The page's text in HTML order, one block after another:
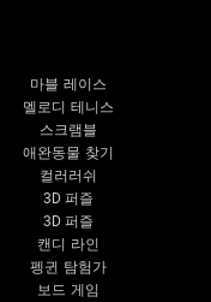
마블 레이스
멜로디 테니스
스크램블
애완동물 찾기
컬러러쉬
3D 퍼즐
3D 퍼즐
캔디 라인
펭귄 탐험가
보드 게임